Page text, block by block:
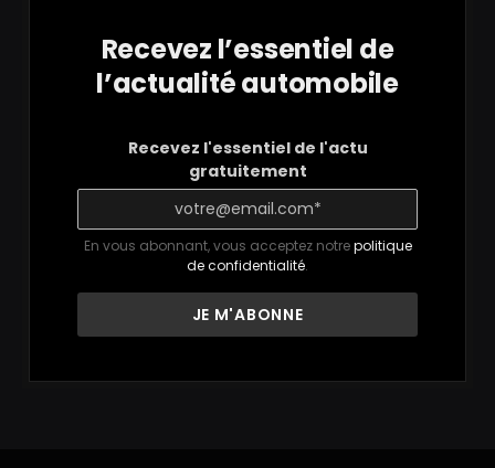
Recevez l’essentiel de
l’actualité automobile
Recevez l'essentiel de l'actu
gratuitement
En vous abonnant, vous acceptez notrepolitique
de confidentialité.